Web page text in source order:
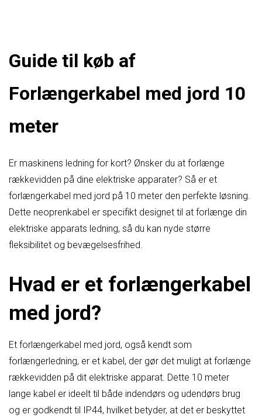
Guide til køb af
Forlængerkabel med jord 10
meter
Er maskinens ledning for kort? Ønsker du at forlænge
rækkevidden på dine elektriske apparater? Så er et
forlængerkabel med jord på 10 meter den perfekte løsning.
Dette neoprenkabel er specifikt designet til at forlænge din
elektriske apparats ledning, så du kan nyde større
fleksibilitet og bevægelsesfrihed.
Hvad er et forlængerkabel
med jord?
Et forlængerkabel med jord, også kendt som
forlængerledning, er et kabel, der gør det muligt at forlænge
rækkevidden på dit elektriske apparat. Dette 10 meter
lange kabel er ideelt til både indendørs og udendørs brug
og er godkendt til IP44, hvilket betyder, at det er beskyttet